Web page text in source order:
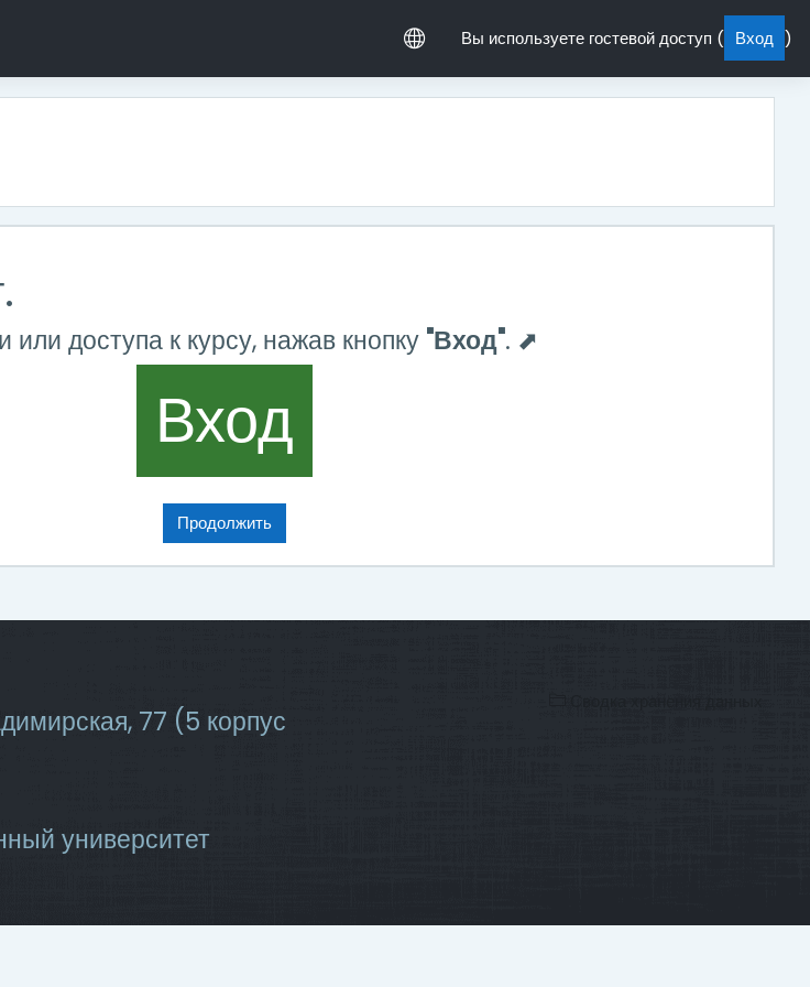
Вы используете гостевой доступ ( Вход )
или доступа к курсу, нажав кнопку "Вход". ⬈
Вход
Продолжить
77 (5 корпус
университет